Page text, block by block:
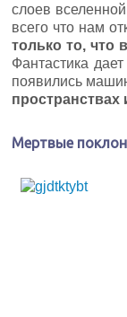
слоев
всего что нам
только то, что
Фантастика
появились
Мертвые